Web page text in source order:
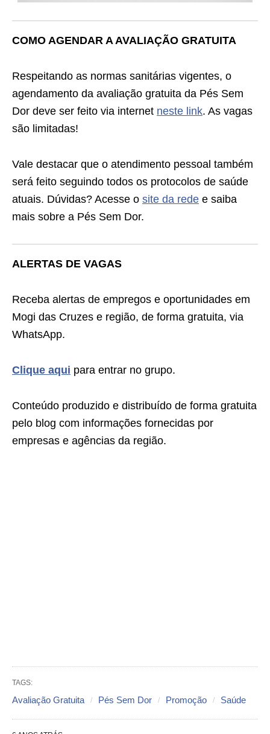
COMO AGENDAR A AVALIAÇÃO GRATUITA
Respeitando as normas sanitárias vigentes, o
agendamento da avaliação gratuita da Pés Sem
Dor deve ser feito via internet neste link. As vagas
são limitadas!
Vale destacar que o atendimento pessoal também
será feito seguindo todos os protocolos de saúde
atuais. Dúvidas? Acesse o site da rede e saiba
mais sobre a Pés Sem Dor.
ALERTAS DE VAGAS
Receba alertas de empregos e oportunidades em
Mogi das Cruzes e região, de forma gratuita, via
WhatsApp.
Clique aqui para entrar no grupo.
Conteúdo produzido e distribuído de forma gratuita
pelo blog com informações fornecidas por
empresas e agências da região.
TAGS:
Avaliação Gratuita Pés Sem Dor Promoção Saúde